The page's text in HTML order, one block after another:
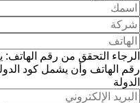
الرجاء التحقق من رقم الهاتف:
رقم الهاتف وأن يشمل كود
الدولة